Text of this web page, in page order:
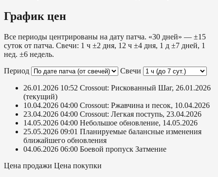
График цен
Все периоды центрированы на дату патча. «30 дней» — ±15
суток от патча. Свечи: 1 ч ±2 дня, 12 ч ±4 дня, 1 д ±7 дней, 1
нед. ±6 недель.
Период
Свечи
26.01.2026 10:52 Crossout: Рискованный Шаг, 26.01.2026
(текущий)
10.04.2026 04:00 Crossout: Ржавчина и песок, 10.04.2026
23.04.2026 04:00 Crossout: Легкая поступь, 23.04.2026
14.05.2026 04:00 Небольшое обновление, 14.05.2026
25.05.2026 09:01 Планируемые балансные изменения
ближайшего обновления
04.06.2026 06:00 Боевой пропуск Затмение
Цена продажи Цена покупки